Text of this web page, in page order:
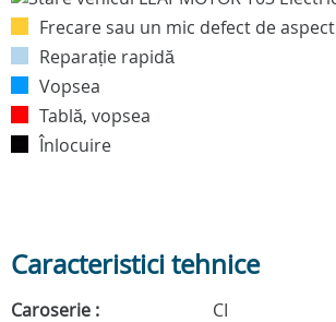
Frecare sau un mic defect de aspect
Reparație rapidă
Vopsea
Tablă, vopsea
Înlocuire
Caracteristici tehnice
Caroserie : CI